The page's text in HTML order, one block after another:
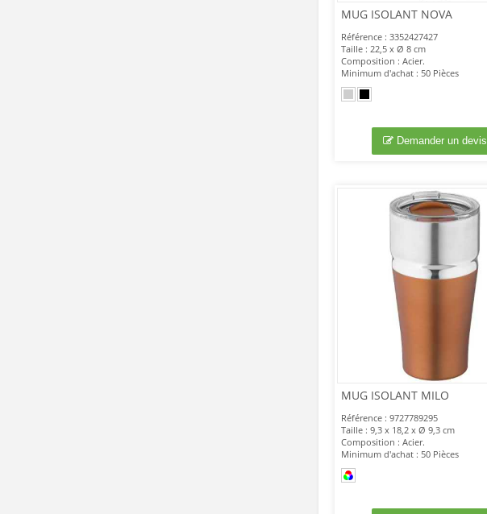
MUG ISOLANT NOVA
Référence : 3352427427
Taille : 22,5 x Ø 8 cm
Composition : Acier.
Minimum d'achat : 50 Pièces
Demander un devis
MUG ISOLANT MILO
Référence : 9727789295
Taille : 9,3 x 18,2 x Ø 9,3 cm
Composition : Acier.
Minimum d'achat : 50 Pièces